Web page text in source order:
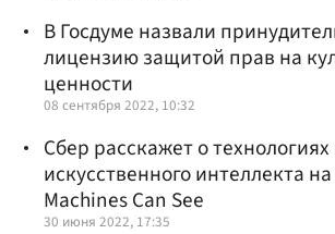
В Госдуме назвали
лицензию защитой прав на
ценности
08 сентября 2022, 10:32
Сбер расскажет о технологиях
искусственного интеллекта
Machines Can See
30 июня 2022, 17:35